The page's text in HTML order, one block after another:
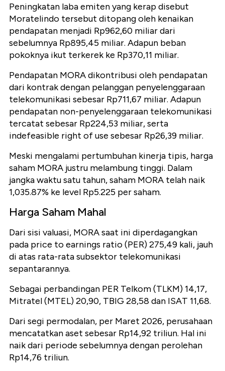
Peningkatan laba emiten yang kerap disebut
Moratelindo tersebut ditopang oleh kenaikan
pendapatan menjadi Rp962,60 miliar dari
sebelumnya Rp895,45 miliar. Adapun beban
pokoknya ikut terkerek ke Rp370,11 miliar.
Pendapatan MORA dikontribusi oleh pendapatan
dari kontrak dengan pelanggan penyelenggaraan
telekomunikasi sebesar Rp711,67 miliar. Adapun
pendapatan non-penyelenggaraan telekomunikasi
tercatat sebesar Rp224,53 miliar, serta
indefeasible right of use sebesar Rp26,39 miliar.
Meski mengalami pertumbuhan kinerja tipis, harga
saham MORA justru melambung tinggi. Dalam
jangka waktu satu tahun, saham MORA telah naik
1,035.87% ke level Rp5.225 per saham.
Harga Saham Mahal
Dari sisi valuasi, MORA saat ini diperdagangkan
pada price to earnings ratio (PER) 275,49 kali, jauh
di atas rata-rata subsektor telekomunikasi
sepantarannya.
Sebagai perbandingan PER Telkom (TLKM) 14,17,
Mitratel (MTEL) 20,90, TBIG 28,58 dan ISAT 11,68.
Dari segi permodalan, per Maret 2026, perusahaan
mencatatkan aset sebesar Rp14,92 triliun. Hal ini
naik dari periode sebelumnya dengan perolehan
Rp14,76 triliun.